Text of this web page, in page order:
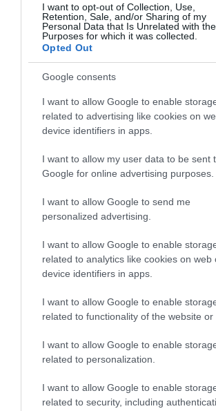
I want to opt-out of Collection, Use,
Retention, Sale, and/or Sharing of my
Personal Data that Is Unrelated with the
Purposes for which it was collected.
Opted Out
Google consents
I want to allow Google to enable
related to advertising like cookies on
device identifiers in apps.
I want to allow my user data to be sent
Google for online advertising purposes.
I want to allow Google to send me
personalized advertising.
I want to allow Google to enable
related to analytics like cookies on web
device identifiers in apps.
I want to allow Google to enable
related to functionality of the website or
I want to allow Google to enable
related to personalization.
I want to allow Google to enable
related to security, including
ΕΛΛΑΔΑ